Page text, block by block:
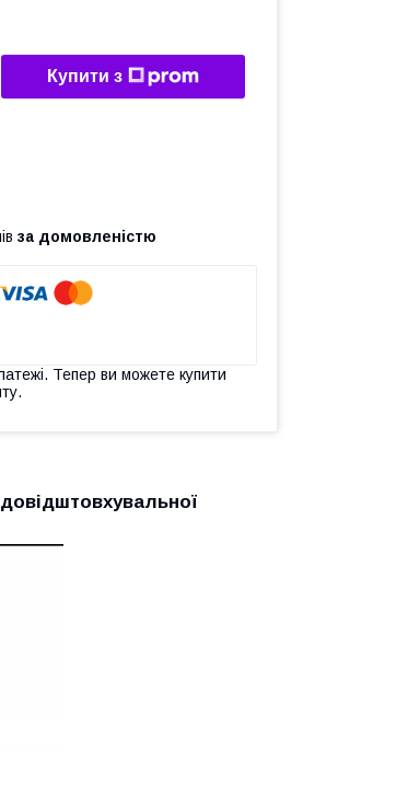
Купити з
за домовленістю
Тепер ви можете купити